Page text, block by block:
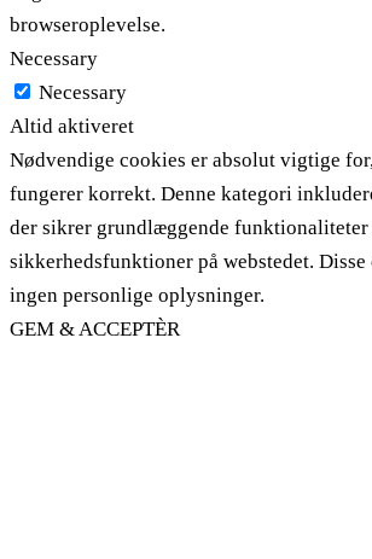
browseroplevelse.
Necessary
Necessary
Altid aktiveret
Nødvendige cookies er absolut vigtige
fungerer korrekt. Denne kategori
der sikrer grundlæggende funktionaliteter
sikkerhedsfunktioner på webstedet. Disse
ingen personlige oplysninger.
GEM & ACCEPTÈR